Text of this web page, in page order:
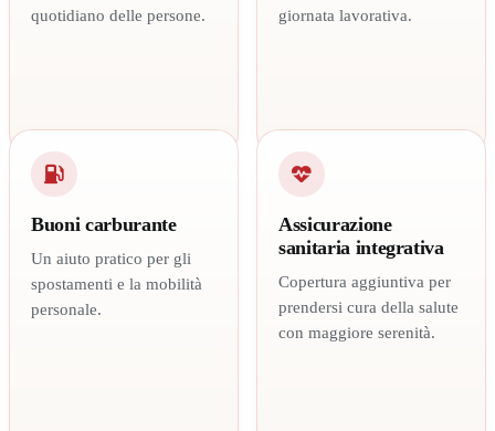
quotidiano delle persone.
giornata lavorativa.
Buoni carburante
Un aiuto pratico per gli
spostamenti e la mobilità
personale.
Assicurazione
sanitaria integrativa
Copertura aggiuntiva per
prendersi cura della salute
con maggiore serenità.